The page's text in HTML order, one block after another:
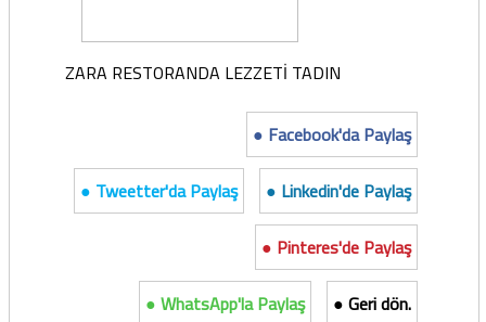
ZARA RESTORANDA LEZZETİ TADIN
● Facebook'da Paylaş
● Tweetter'da Paylaş
● Linkedin'de Paylaş
● Pinteres'de Paylaş
● WhatsApp'la Paylaş
● Geri dön.